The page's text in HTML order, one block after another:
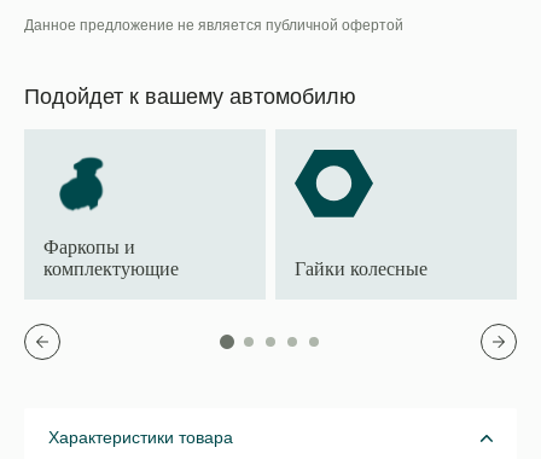
Данное предложение не является публичной офертой
Подойдет к вашему автомобилю
Фаркопы и
комплектующие
Гайки колесные
Характеристики товара